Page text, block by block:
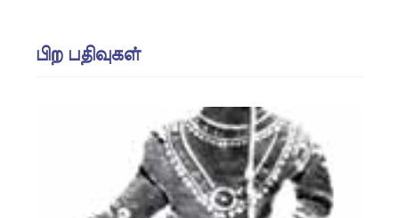
பிற பதிவுகள்